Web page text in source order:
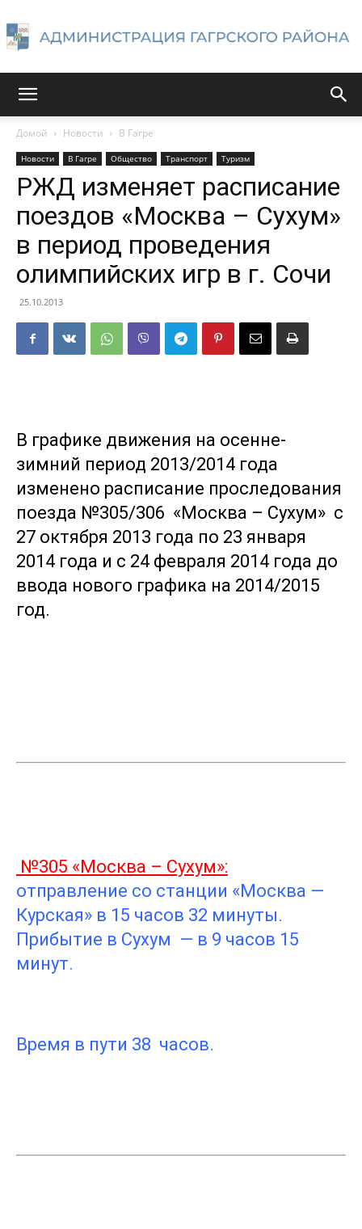
Гагрского
района
Домой Новости В Гагре
Новости В Гагре Общество Транспорт Туризм
РЖД изменяет расписание
поездов «Москва – Сухум»
в период проведения
олимпийских игр в г. Сочи
25.10.2013
В графике движения на осенне-
зимний период 2013/2014 года
изменено расписание проследования
поезда №305/306 «Москва – Сухум» с
27 октября 2013 года по 23 января
2014 года и с 24 февраля 2014 года до
ввода нового графика на 2014/2015
год.
№305 «Москва – Сухум»:
отправление со станции «Москва —
Курская» в 15 часов 32 минуты.
Прибытие в Сухум — в 9 часов 15
минут.
Время в пути 38 часов.